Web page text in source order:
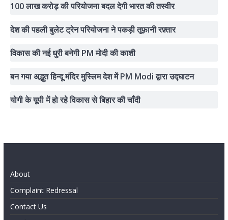
100 लाख करोड़ की परियोजना बदल देगी भारत की तस्वीर
देश की पहली बुलेट ट्रेन परियोजना ने पकड़ी तूफ़ानी रफ़्तार
विकास की नई धुरी बनेगी PM मोदी की काशी
बन गया अद्भुत हिन्दू मंदिर मुस्लिम देश में PM Modi द्वारा उद्घाटन
योगी के यूपी में हो रहे विकास से बिहार की चाँदी
About
Complaint Redressal
Contact Us